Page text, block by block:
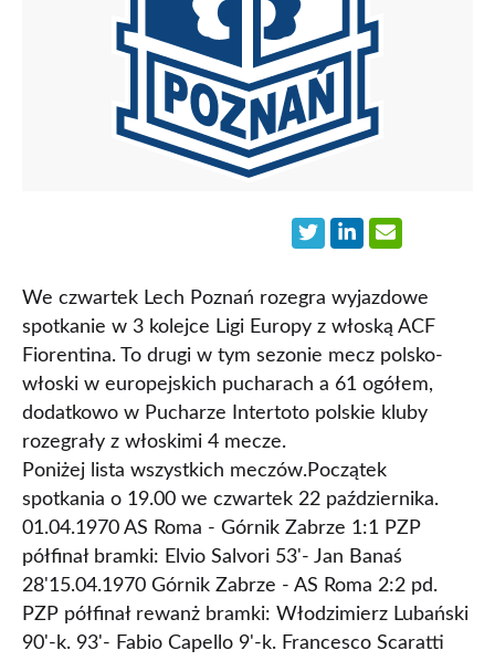
We czwartek Lech Poznań rozegra wyjazdowe
spotkanie w 3 kolejce Ligi Europy z włoską ACF
Fiorentina. To drugi w tym sezonie mecz polsko-
włoski w europejskich pucharach a 61 ogółem,
dodatkowo w Pucharze Intertoto polskie kluby
rozegrały z włoskimi 4 mecze.
Poniżej lista wszystkich meczów.Początek
spotkania o 19.00 we czwartek 22 października.
01.04.1970 AS Roma - Górnik Zabrze 1:1 PZP
półfinał bramki: Elvio Salvori 53'- Jan Banaś
28'15.04.1970 Górnik Zabrze - AS Roma 2:2 pd.
PZP półfinał rewanż bramki: Włodzimierz Lubański
90'-k. 93'- Fabio Capello 9'-k. Francesco Scaratti